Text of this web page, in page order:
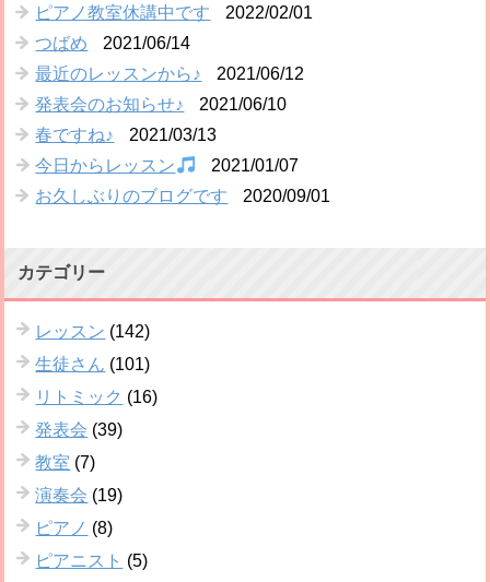
ピアノ教室休講中です
2022/02/01
つばめ
2021/06/14
最近のレッスンから♪
2021/06/12
発表会のお知らせ♪
2021/06/10
春ですね♪
2021/03/13
今日からレッスン
2021/01/07
お久しぶりのブログです
2020/09/01
カテゴリー
レッスン (142)
生徒さん (101)
リトミック (16)
発表会 (39)
教室 (7)
演奏会 (19)
ピアノ (8)
ピアニスト (5)